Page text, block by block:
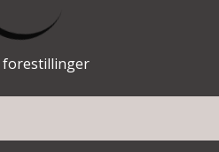
forestillinger